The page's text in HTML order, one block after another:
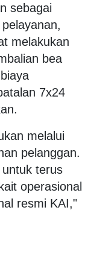
sebagai
melakukan
bea
7x24
melalui
pelanggan.
terus
operasional
resmi KAI,"